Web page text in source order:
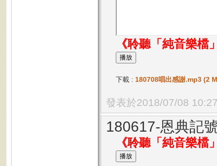
《聆聽「純音樂檔
下載 : 180708唱出感謝.mp3 (2
發表於2018/07/08
180617-恩典記
《聆聽「純音樂檔